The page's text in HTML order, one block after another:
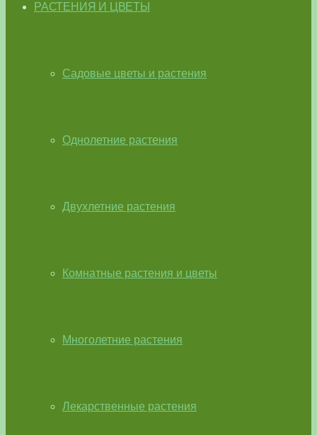
РАСТЕНИЯ И ЦВЕТЫ
Садовые цветы и растения
Однолетние растения
Двухлетние растения
Комнатные растения и цветы
Многолетние растения
Лекарственные растения